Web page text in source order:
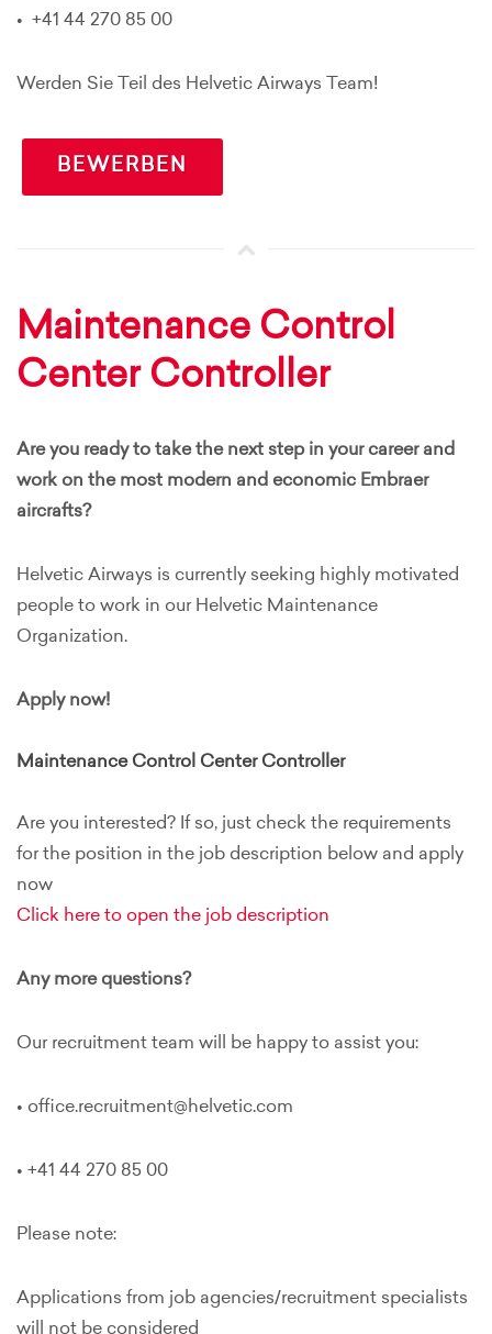
• +41 44 270 85 00
Werden Sie Teil des Helvetic Airways Team!
BEWERBEN
Maintenance Control
Center Controller
Are you ready to take the next step in your career and
work on the most modern and economic Embraer
aircrafts?
Helvetic Airways is currently seeking highly motivated
people to work in our Helvetic Maintenance
Organization.
Apply now!
Maintenance Control Center Controller
Are you interested? If so, just check the requirements
for the position in the job description below and apply
now
Click here to open the job description
Any more questions?
Our recruitment team will be happy to assist you:
• office.recruitment@helvetic.com
• +41 44 270 85 00
Please note:
Applications from job agencies/recruitment specialists
will not be considered